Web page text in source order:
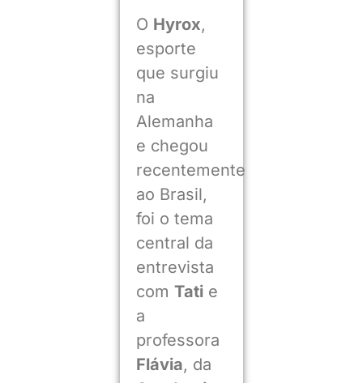
O Hyrox,
esporte
que surgiu
na
Alemanha
e chegou
recentemente
ao Brasil,
foi o tema
central da
entrevista
com Tatie
a
professora
Flávia, da